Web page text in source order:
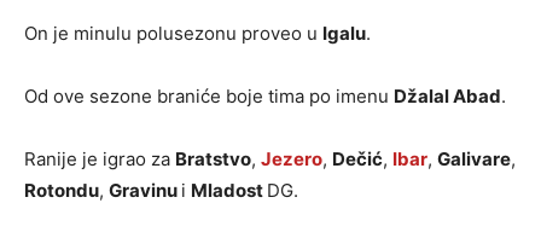
On je minulu polusezonu proveo u Igalu.
Od ove sezone braniće boje tima po imenu Džalal Abad.
Ranije je igrao za Bratstvo, Jezero, Dečić, Ibar, Galivare,
Rotondu, Gravinu i Mladost DG.